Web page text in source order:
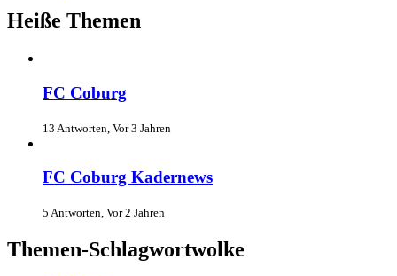
Heiße Themen
FC Coburg
13 Antworten, Vor 3 Jahren
FC Coburg Kadernews
5 Antworten, Vor 2 Jahren
Themen-Schlagwortwolke